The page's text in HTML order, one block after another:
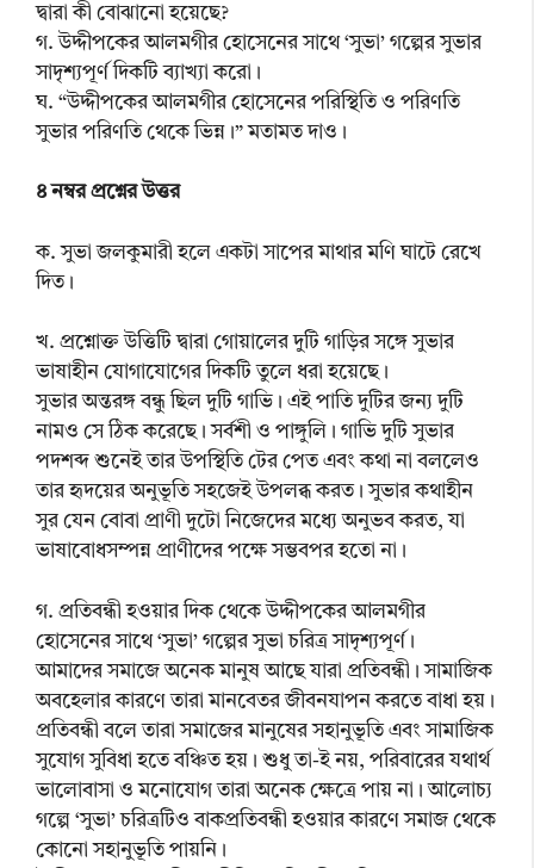
দ্বারা কী বোঝানো হয়েছে?
গ. উদ্দীপকের আলমগীর হোসেনের সাথে ‘সুভা’ গল্পের সুভার
সাদৃশ্যপূর্ণ দিকটি ব্যাখ্যা করো।
ঘ. “উদ্দীপকের আলমগীর হোসেনের পরিস্থিতি ও পরিণতি
সুভার পরিণতি থেকে ভিন্ন।” মতামত দাও।
৪ নম্বর প্রশ্নের উত্তর
ক. সুভা জলকুমারী হলে একটা সাপের মাথার মণি ঘাটে রেখে
দিত।
খ. প্রশ্নোক্ত উত্তিটি দ্বারা গোয়ালের দুটি গাড়ির সঙ্গে সুভার
ভাষাহীন যোগাযোগের দিকটি তুলে ধরা হয়েছে।
সুভার অন্তরঙ্গ বন্ধু ছিল দুটি গাভি। এই পাতি দুটির জন্য দুটি
নামও সে ঠিক করেছে। সর্বশী ও পাঙ্গুলি। গাভি দুটি সুভার
পদশব্দ শুনেই তার উপস্থিতি টের পেত এবং কথা না বললেও
তার হৃদয়ের অনুভূতি সহজেই উপলব্ধ করত। সুভার কথাহীন
সুর যেন বোবা প্রাণী দুটো নিজেদের মধ্যে অনুভব করত, যা
ভাষাবোধসম্পন্ন প্রাণীদের পক্ষে সম্ভবপর হতো না।
গ. প্রতিবন্ধী হওয়ার দিক থেকে উদ্দীপকের আলমগীর
হোসেনের সাথে ‘সুভা’ গল্পের সুভা চরিত্র সাদৃশ্যপূর্ণ।
আমাদের সমাজে অনেক মানুষ আছে যারা প্রতিবন্ধী। সামাজিক
অবহেলার কারণে তারা মানবেতর জীবনযাপন করতে বাধা হয়।
প্রতিবন্ধী বলে তারা সমাজের মানুষের সহানুভূতি এবং সামাজিক
সুযোগ সুবিধা হতে বঞ্চিত হয়। শুধু তা-ই নয়, পরিবারের যথার্থ
ভালোবাসা ও মনোযোগ তারা অনেক ক্ষেত্রে পায় না। আলোচ্য
গল্পে ‘সুভা’ চরিত্রটিও বাকপ্রতিবন্ধী হওয়ার কারণে সমাজ থেকে
কোনো সহানুভূতি পায়নি।